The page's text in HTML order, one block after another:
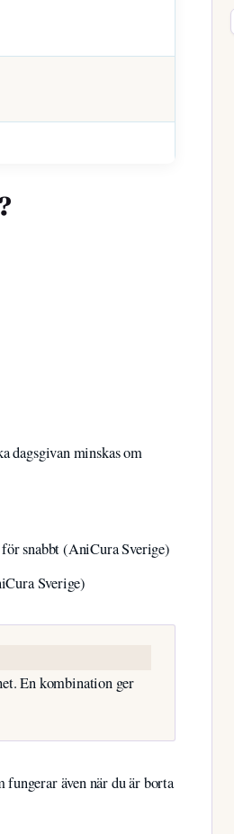
dagsgivan minskas om
snabbt (AniCura Sverige)
Sverige)
En kombination ger
även när du är borta